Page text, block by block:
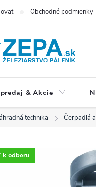
Obchodné podmienky
& Akcie
technika Čerpadlá
k odberu